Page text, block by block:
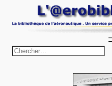
au